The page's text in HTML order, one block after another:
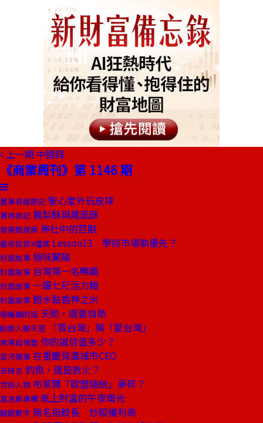
上一期 中國錢
《商業周刊》第 1146 期
董事長嬉遊記 聖心堂外玩皮球
饕姊食記 鳳梨酥與鳳凰酥
發現酷建築 神社中的巨獸
藝術投資X檔案 Lesson13 學術市場孰優先？
封面故事 極味蘭陽
封面故事 台灣第一名鴨霸
封面故事 一躍七尺活力雞
封面故事 飽水黏香神之米
總編輯的話 天助，還要自助
創辦人聊天室 「買台灣」與「愛台灣」
商場自慢塾 你的誠信值多少？
星河隨筆 在重慶見識城市CEO
去梯言 釣魚，還是救火？
世局人物 布萊爾「歐盟總統」夢碎？
葛洛斯專欄 紙上財富的午夜燭光
關鍵數字 無名指較長 炒股獲利高